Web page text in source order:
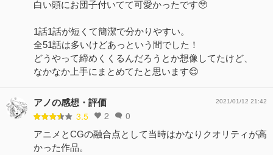
白い頭にお団子付いてて可愛かったです🥹
1話1話が短くて簡潔で分かりやすい。
全51話は多いけどあっという間でした！
どうやって締めくくるんだろうとか想像してたけど、
なかなか上手にまとめてたと思います😌
アノの感想・評価
3.5 2 0
2021/01/12 21:42
アニメとCGの融合点として当時はかなりクオリティが高
かった作品。